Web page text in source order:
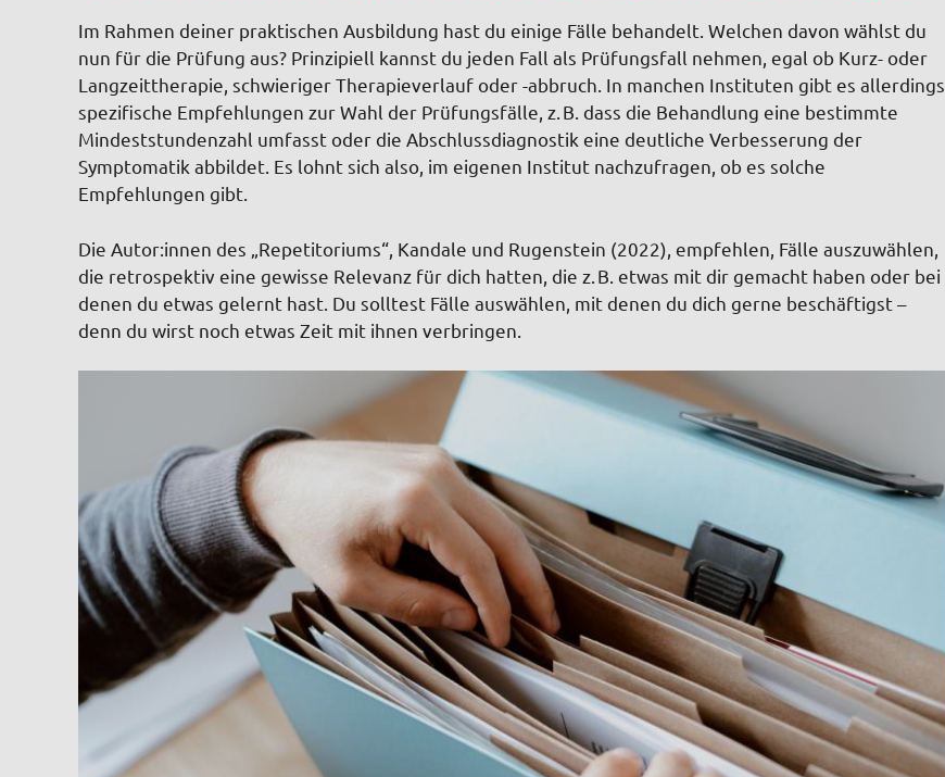
Im Rahmen deiner praktischen Ausbildung hast du einige Fälle behandelt. Welchen davon wählst du
nun für die Prüfung aus? Prinzipiell kannst du jeden Fall als Prüfungsfall nehmen, egal ob Kurz- oder
Langzeittherapie, schwieriger Therapieverlauf oder -abbruch. In manchen Instituten gibt es allerdings
spezifische Empfehlungen zur Wahl der Prüfungsfälle, z. B. dass die Behandlung eine bestimmte
Mindeststundenzahl umfasst oder die Abschlussdiagnostik eine deutliche Verbesserung der
Symptomatik abbildet. Es lohnt sich also, im eigenen Institut nachzufragen, ob es solche
Empfehlungen gibt.
Die Autor:innen des „Repetitoriums“, Kandale und Rugenstein (2022), empfehlen, Fälle auszuwählen,
die retrospektiv eine gewisse Relevanz für dich hatten, die z. B. etwas mit dir gemacht haben oder bei
denen du etwas gelernt hast. Du solltest Fälle auswählen, mit denen du dich gerne beschäftigst –
denn du wirst noch etwas Zeit mit ihnen verbringen.